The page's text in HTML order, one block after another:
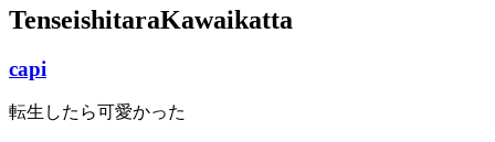
TenseishitaraKawaikatta
capi
転生したら可愛かった